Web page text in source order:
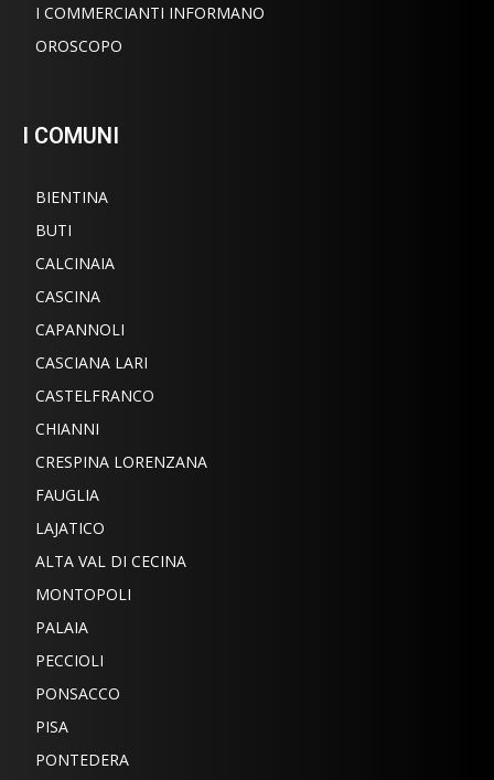
I COMMERCIANTI INFORMANO
OROSCOPO
I COMUNI
BIENTINA
BUTI
CALCINAIA
CASCINA
CAPANNOLI
CASCIANA LARI
CASTELFRANCO
CHIANNI
CRESPINA LORENZANA
FAUGLIA
LAJATICO
ALTA VAL DI CECINA
MONTOPOLI
PALAIA
PECCIOLI
PONSACCO
PISA
PONTEDERA